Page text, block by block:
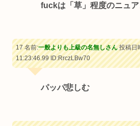
fuckは「草」程度のニュ
17 名前:一般よりも上級の名無しさん投稿日
11:23:46.99ID:RrczLBw70
パッパ悲しむ